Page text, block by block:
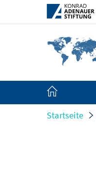
Zum Hauptinhalt springen
Startseite